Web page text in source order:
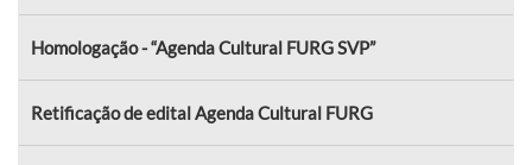
Homologação - “Agenda Cultural FURG SVP”
Retificação de edital Agenda Cultural FURG